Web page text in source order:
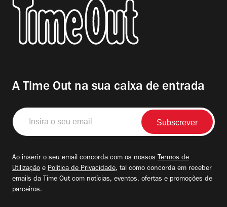
A Time Out na sua caixa de entrada
Insira
o
seu
Ao inserir o seu email concorda com os nossos Termos de
Utilização e Política de Privacidade, tal como concorda em receber
emails da Time Out com notícias, eventos, ofertas e promoções de
parceiros.